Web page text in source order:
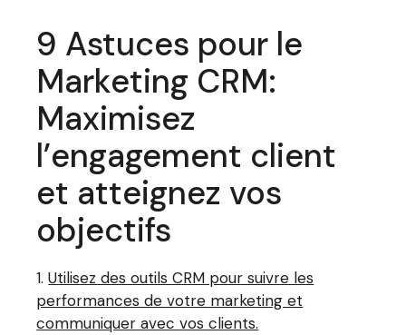
9 Astuces pour le
Marketing CRM:
Maximisez
l’engagement client
et atteignez vos
objectifs
Utilisez des outils CRM pour suivre les
performances de votre marketing et
communiquer avec vos clients.